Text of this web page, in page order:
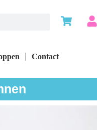
Contact